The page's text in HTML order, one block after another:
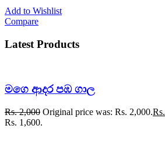
Add to Wishlist
Compare
Latest Products
මගෙ ආදර පඹ ගාල
Rs.2,000 Original price was: Rs. 2,000.Rs.
Rs. 1,600.